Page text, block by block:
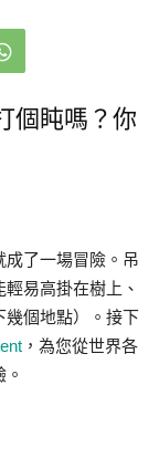
個盹嗎？你
了一場冒險。吊
易高掛在樹上、
幾個地點）。接下
，為您從世界各